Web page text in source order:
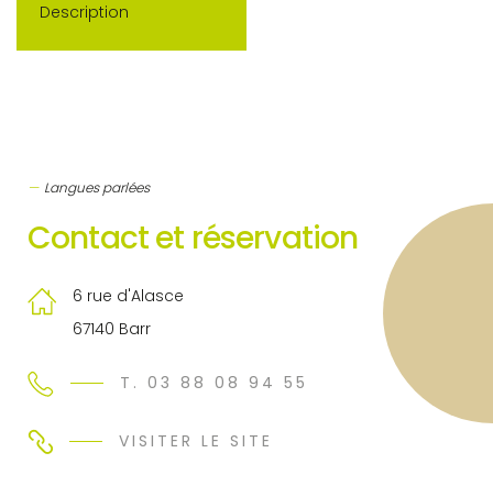
Description
Langues parlées
Contact et réservation
6 rue d'Alasce
67140 Barr
T. 03 88 08 94 55
VISITER LE SITE